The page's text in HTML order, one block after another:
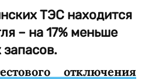
ТЭС находится
– на 17% меньше
отключения